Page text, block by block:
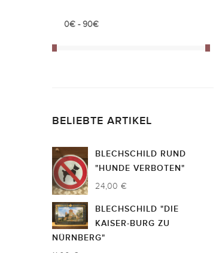
BELIEBTE ARTIKEL
BLECHSCHILD RUND
"HUNDE VERBOTEN"
24,00 €
BLECHSCHILD "DIE
KAISER-BURG ZU
NÜRNBERG"